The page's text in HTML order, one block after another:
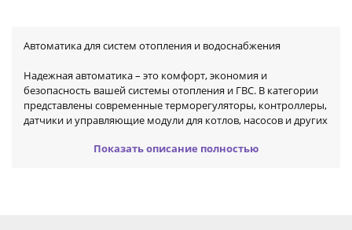
Автоматика для систем отопления и водоснабжения
Надежная автоматика – это комфорт, экономия и
безопасность вашей системы отопления и ГВС. В категории
представлены современные терморегуляторы, контроллеры,
датчики и управляющие модули для котлов, насосов и других
Показать описание полностью